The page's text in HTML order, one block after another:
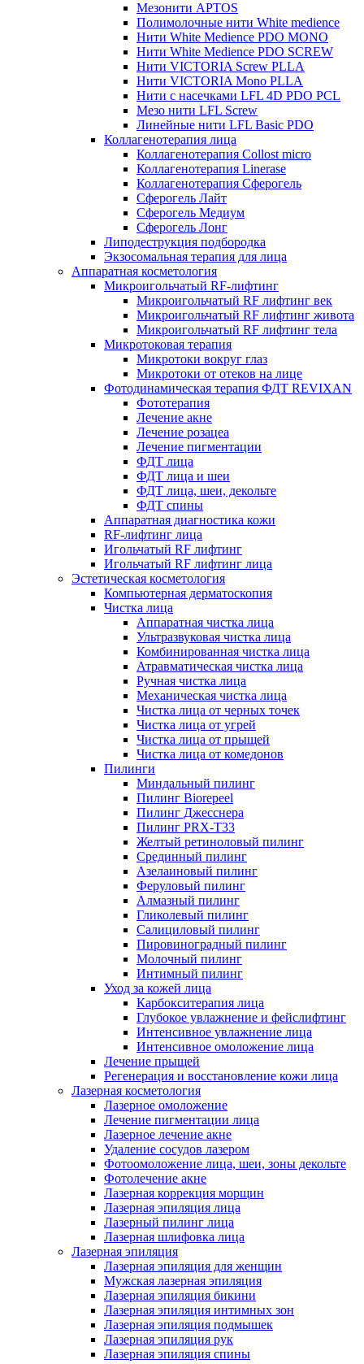
Мезонити APTOS
Полимолочные нити White medience
Нити White Medience PDO MONO
Нити White Medience PDO SCREW
Нити VICTORIA Screw PLLA
Нити VICTORIA Mono PLLA
Нити с насечками LFL 4D PDO PCL
Мезо нити LFL Screw
Линейные нити LFL Basic PDO
Коллагенотерапия лица
Коллагенотерапия Collost micro
Коллагенотерапия Linerase
Коллагенотерапия Сферогель
Сферогель Лайт
Сферогель Медиум
Сферогель Лонг
Липодеструкция подбородка
Экзосомальная терапия для лица
Аппаратная косметология
Микроигольчатый RF-лифтинг
Микроигольчатый RF лифтинг век
Микроигольчатый RF лифтинг живота
Микроигольчатый RF лифтинг тела
Микротоковая терапия
Микротоки вокруг глаз
Микротоки от отеков на лице
Фотодинамическая терапия ФДТ REVIXAN
Фототерапия
Лечение акне
Лечение розацеа
Лечение пигментации
ФДТ лица
ФДТ лица и шеи
ФДТ лица, шеи, декольте
ФДТ спины
Аппаратная диагностика кожи
RF-лифтинг лица
Игольчатый RF лифтинг
Игольчатый RF лифтинг лица
Эстетическая косметология
Компьютерная дерматоскопия
Чистка лица
Аппаратная чистка лица
Ультразвуковая чистка лица
Комбинированная чистка лица
Атравматическая чистка лица
Ручная чистка лица
Механическая чистка лица
Чистка лица от черных точек
Чистка лица от угрей
Чистка лица от прыщей
Чистка лица от комедонов
Пилинги
Миндальный пилинг
Пилинг Biorepeel
Пилинг Джесснера
Пилинг PRX-T33
Желтый ретиноловый пилинг
Срединный пилинг
Азелаиновый пилинг
Феруловый пилинг
Алмазный пилинг
Гликолевый пилинг
Салициловый пилинг
Пировиноградный пилинг
Молочный пилинг
Интимный пилинг
Уход за кожей лица
Карбокситерапия лица
Глубокое увлажнение и фейслифтинг
Интенсивное увлажнение лица
Интенсивное омоложение лица
Лечение прыщей
Регенерация и восстановление кожи лица
Лазерная косметология
Лазерное омоложение
Лечение пигментации лица
Лазерное лечение акне
Удаление сосудов лазером
Фотоомоложение лица, шеи, зоны декольте
Фотолечение акне
Лазерная коррекция морщин
Лазерная эпиляция лица
Лазерный пилинг лица
Лазерная шлифовка лица
Лазерная эпиляция
Лазерная эпиляция для женщин
Мужская лазерная эпиляция
Лазерная эпиляция бикини
Лазерная эпиляция интимных зон
Лазерная эпиляция подмышек
Лазерная эпиляция рук
Лазерная эпиляция спины